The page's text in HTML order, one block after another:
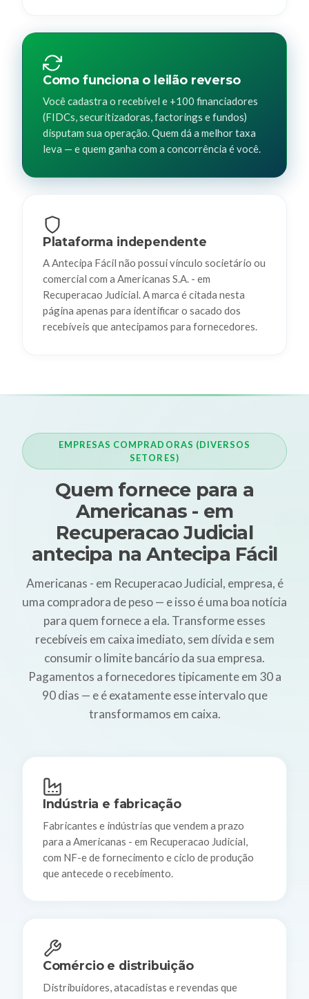
Como funciona o leilão reverso
Você cadastra o recebível e +100 financiadores
(FIDCs, securitizadoras, factorings e fundos)
disputam sua operação. Quem dá a melhor taxa
leva — e quem ganha com a concorrência é você.
Plataforma independente
A Antecipa Fácil não possui vínculo societário ou
comercial com a Americanas S.A. - em
Recuperacao Judicial. A marca é citada nesta
página apenas para identificar o sacado dos
recebíveis que antecipamos para fornecedores.
EMPRESAS COMPRADORAS (DIVERSOS
SETORES)
Quem fornece para a
Americanas - em
Recuperacao Judicial
antecipa na Antecipa Fácil
Americanas - em Recuperacao Judicial, empresa, é
uma compradora de peso — e isso é uma boa notícia
para quem fornece a ela. Transforme esses
recebíveis em caixa imediato, sem dívida e sem
consumir o limite bancário da sua empresa.
Pagamentos a fornecedores tipicamente em 30 a
90 dias — e é exatamente esse intervalo que
transformamos em caixa.
Indústria e fabricação
Fabricantes e indústrias que vendem a prazo
para a Americanas - em Recuperacao Judicial,
com NF-e de fornecimento e ciclo de produção
que antecede o recebimento.
Comércio e distribuição
Distribuidores, atacadistas e revendas que